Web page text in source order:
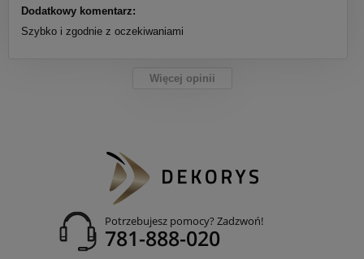
Dodatkowy komentarz:
Szybko i zgodnie z oczekiwaniami
Więcej opinii
Potrzebujesz pomocy? Zadzwoń!
781-888-020